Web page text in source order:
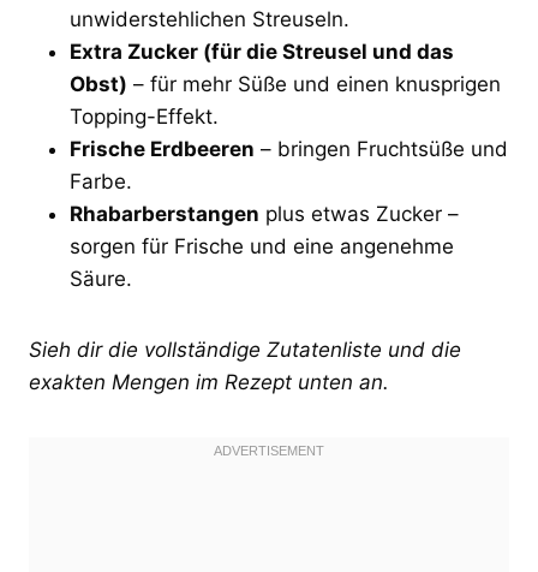
unwiderstehlichen Streuseln.
Extra Zucker (für die Streusel und das
Obst) – für mehr Süße und einen knusprigen
Topping-Effekt.
Frische Erdbeeren – bringen Fruchtsüße und
Farbe.
Rhabarberstangen plus etwas Zucker –
sorgen für Frische und eine angenehme
Säure.
Sieh dir die vollständige Zutatenliste und die
exakten Mengen im Rezept unten an.